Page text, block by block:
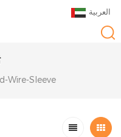
العربية
Wire-Sleeve